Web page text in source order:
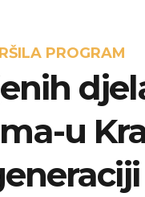
PROGRAM
u